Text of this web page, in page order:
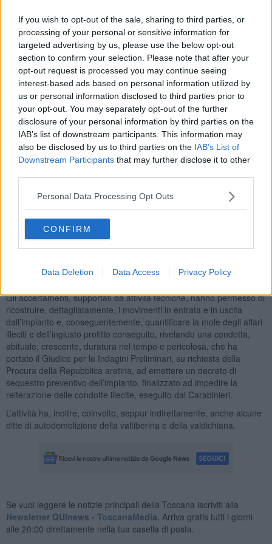
If you wish to opt-out of the sale, sharing to third parties, or
processing of your personal or sensitive information for
targeted advertising by us, please use the below opt-out
section to confirm your selection. Please note that after your
opt-out request is processed you may continue seeing
interest-based ads based on personal information utilized by
us or personal information disclosed to third parties prior to
your opt-out. You may separately opt-out of the further
disclosure of your personal information by third parties on the
IAB’s list of downstream participants. This information may
also be disclosed by us to third parties on the IAB’s List of
Downstream Participants that may further disclose it to other
Personal Data Processing Opt Outs
CONFIRM
Data Deletion Data Access Privacy Policy
da determinare un’ingiusta concorrenza nei confronti dei soggetti
operanti nel rispetto della legalità.
L’indagine è scaturita da una precedente attività riguardante il
conferimento dei rifiuti all’isola ecologica del comune di Arezzo, in
cui possono conferire rifiuti soltanto i privati cittadini e le aziende
accreditate.
Un’attività imprenditoriale è risultata essere una vera e propria
“capofila” nel settore degli sgomberi, della raccolta, del recupero
dei rifiuti e della vendita di oggetti di pregio, in relazione
all’organizzazione dei servizi offerti e ai contatti sviluppati con
La ditta operava in assenza dell’autorizzazione alla messa in
esercizio del ciclo produttivo aziendale, perché mai ottenuta da
parte della Regione Toscana, ma con un impianto suscettibile di
determinare impatti negativi sull’ambiente e, conseguentemente,
minime, obbligatorie e indispensabili per ridurre gli effetti negativi
delle lavorazioni su aria, suolo ed acque superficiali.
Gli accertamenti, supportati da attività tecniche, hanno permesso di
ricostruire, dettagliatamente, i movimenti in entrata e in uscita
dall’impianto e, conseguentemente, quantificare la mole degli affari
illeciti e dell’ingiusto profitto conseguito, rivelando una condotta,
abituale, crescente, duratura nel tempo e pericolosa, che ha
portato il Giudice per le Indagini Preliminari, su richiesta della
Procura della Repubblica aretina, ad emettere un decreto di
sequestro preventivo dell’impianto, finalizzato ad impedire la
reiterazione delle condotte illecite, eseguito dai Carabinieri.
L’attività ha, inoltre, coinvolto, seppur indirettamente, anche alcune
ditte di autodemolizione della valtiberina e della valdichiana.
Se vuoi leggere le notizie principali della Toscana iscriviti alla
Newsletter QUInews - ToscanaMedia. Arriva gratis tutti i giorni
alle 20:00 direttamente nella tua casella di posta.